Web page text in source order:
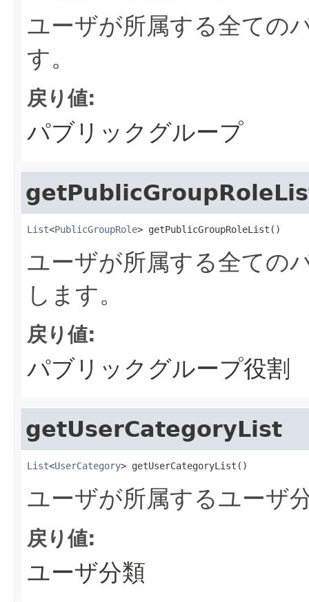
ユーザが所属する全ての
す。
戻り値:
パブリックグループ
List<PublicGroupRole> getPublicGroupRoleList()
ユーザが所属する全ての
します。
戻り値:
パブリックグループ役割
getUserCategoryList
List<UserCategory> getUserCategoryList()
ユーザが所属するユーザ
戻り値:
ユーザ分類